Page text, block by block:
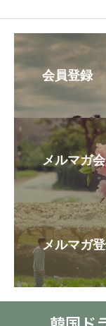
会員登録
メルマガ
メルマガ